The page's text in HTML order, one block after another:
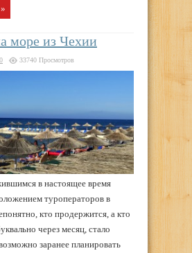
море из Чехии
0 33740 Просмотров
в настоящее время
туроператоров в
кто продержится, а кто
через месяц, стало
заранее планировать